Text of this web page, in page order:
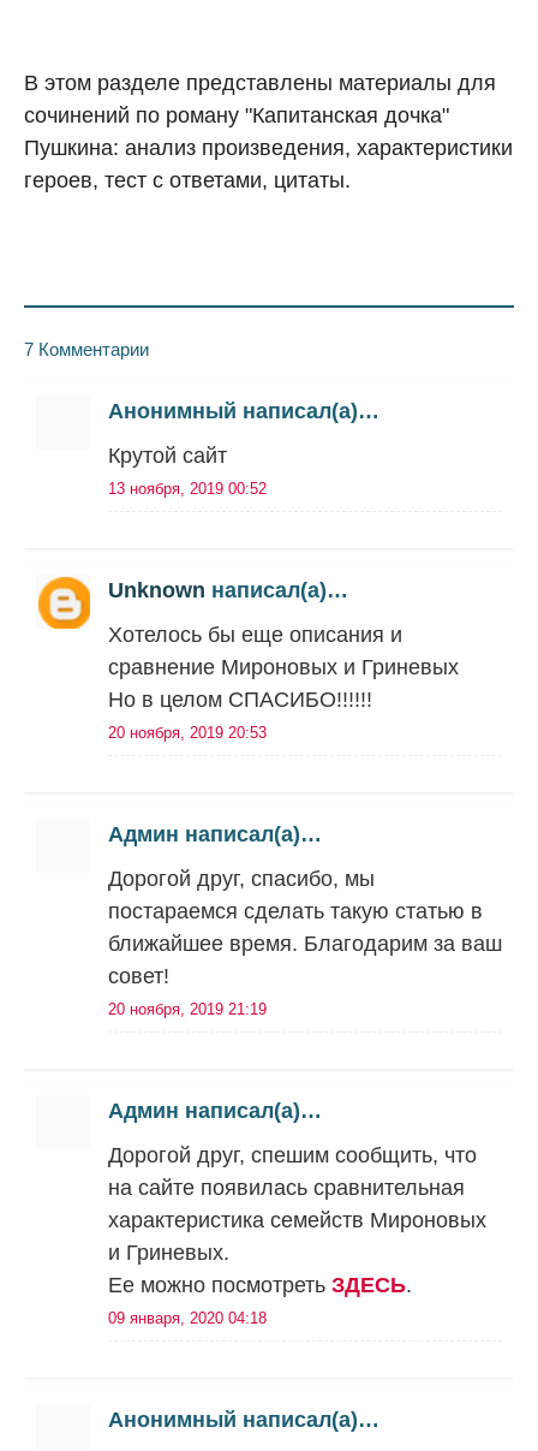
В этом разделе представлены материалы для
сочинений по роману "Капитанская дочка"
Пушкина: анализ произведения, характеристики
героев, тест с ответами, цитаты.
7 Комментарии
Анонимный написал(а)…
Крутой сайт
13 ноября, 2019 00:52
Unknown написал(а)…
Хотелось бы еще описания и
сравнение Мироновых и Гриневых
Но в целом СПАСИБО!!!!!!
20 ноября, 2019 20:53
Админ написал(а)…
Дорогой друг, спасибо, мы
постараемся сделать такую статью в
ближайшее время. Благодарим за ваш
совет!
20 ноября, 2019 21:19
Админ написал(а)…
Дорогой друг, спешим сообщить, что
на сайте появилась сравнительная
характеристика семейств Мироновых
и Гриневых.
Ее можно посмотреть ЗДЕСЬ.
09 января, 2020 04:18
Анонимный написал(а)…